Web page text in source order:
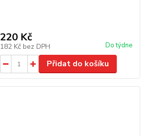
220 Kč
182 Kč bez DPH Do týdne
Přidat do košíku